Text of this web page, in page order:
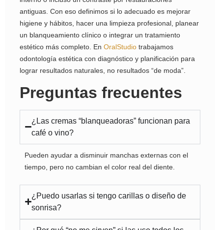
antiguas. Con eso definimos si lo adecuado es mejorar
higiene y hábitos, hacer una limpieza profesional, planear
un blanqueamiento clínico o integrar un tratamiento
estético más completo. En OralStudio trabajamos
odontología estética con diagnóstico y planificación para
lograr resultados naturales, no resultados “de moda”.
Preguntas frecuentes
¿Las cremas “blanqueadoras” funcionan para
café o vino?
Pueden ayudar a disminuir manchas externas con el
tiempo, pero no cambian el color real del diente.
¿Puedo usarlas si tengo carillas o diseño de
sonrisa?